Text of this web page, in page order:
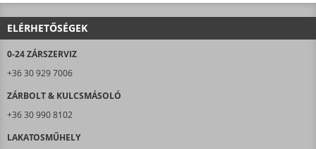
ELÉRHETŐSÉGEK
0-24 ZÁRSZERVIZ
+36 30 929 7006
ZÁRBOLT & KULCSMÁSOLÓ
+36 30 990 8102
LAKATOSMŰHELY